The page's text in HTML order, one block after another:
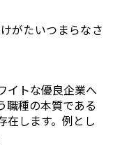
がたいつまらなさ
イトな優良企業へ
職種の本質である
在します。例とし